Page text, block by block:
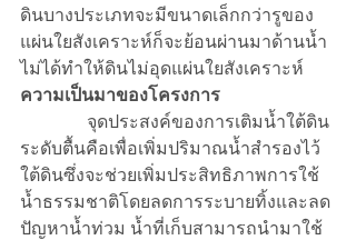
ดินบางประเภทจะมีขนาดเล็กกว่ารูของ
แผ่นใยสังเคราะห์ก็จะย้อนผ่านมาด้านน้ำ
ไม่ได้ทำให้ดินไม่อุดแผ่นใยสังเคราะห์
ความเป็นมาของโครงการ
จุดประสงค์ของการเติมน้ำใต้ดิน
ระดับตื้นคือเพื่อเพิ่มปริมาณน้ำสำรองไว้
ใต้ดินซึ่งจะช่วยเพิ่มประสิทธิภาพการใช้
น้ำธรรมชาติโดยลดการระบายทิ้งและลด
ปัญหาน้ำท่วม น้ำที่เก็บสามารถนำมาใช้